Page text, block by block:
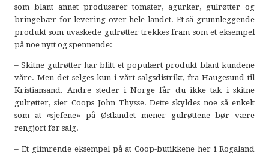
som blant annet produserer tomater, agurker, gulrøtter og
bringebær for levering over hele landet. Et så grunnleggende
produkt som uvaskede gulrøtter trekkes fram som et eksempel
på noe nytt og spennende:
– Skitne gulrøtter har blitt et populært produkt blant kundene
våre. Men det selges kun i vårt salgsdistrikt, fra Haugesund til
Kristiansand. Andre steder i Norge får du ikke tak i skitne
gulrøtter, sier Coops John Thysse. Dette skyldes noe så enkelt
som at «sjefene» på Østlandet mener gulrøttene bør være
rengjort før salg.
– Et glimrende eksempel på at Coop-butikkene her i Rogaland